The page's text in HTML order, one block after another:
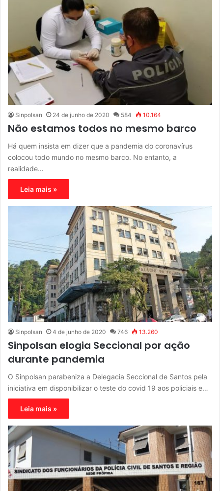
Sinpolsan 24 de junho de 2020 584 10.164
Não estamos todos no mesmo barco
Há quem insista em dizer que a pandemia do coronavírus
colocou todo mundo no mesmo barco. No entanto, a
realidade…
Leia mais »
Sinpolsan 4 de junho de 2020 746 13.260
Sinpolsan elogia Seccional por ação
durante pandemia
O Sinpolsan parabeniza a Delegacia Seccional de Santos pela
iniciativa em disponibilizar o teste do covid 19 aos policiais e…
Leia mais »